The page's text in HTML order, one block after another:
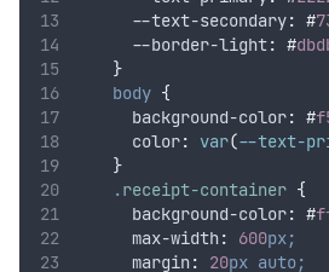
      --text-secondary
: #
      --border-light
: #
}
body {
background-color: #
color: var(--text-
}
.receipt-container {
background-color: #
max-width: 600px;
margin: 20px auto;